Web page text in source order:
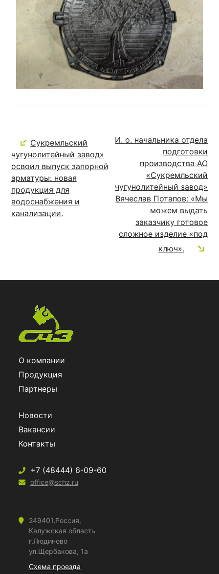
Сукремльский
чугунолитейный завод»
освоил выпуск запорной
арматуры: новая
продукция для
водоснабжения и
канализации.
И. о. начальника отдела
подготовки
производства АО
«Сукремльский
чугунолитейный завод»
Вячеслав Потапов: «Мы
можем выдать
заказчику готовое
сложное изделие «под
ключ».
О компании
Продукция
Партнеры
Новости
Вакансии
Контакты
+7 (48444) 6-09-60
office@schz.ru
249401,Россия,
Калужская область
г.Людиново
ул.Щербакова, 1а
Схема проезда